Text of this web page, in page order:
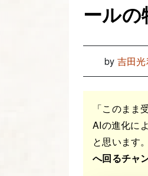
ール
by 吉田光
「このまま
AIの進化に
と思います
へ回るチャ